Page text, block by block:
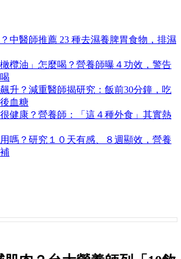
中醫師推薦 23 種去濕養脾胃食物，排濕
欖油」怎麼喝？營養師曝４功效，警告
升？減重醫師揭研究：飯前30分鐘，吃
血糖
健康？營養師：「這４種外食」其實熱
嗎？研究１０天有感、８週顯效，營養